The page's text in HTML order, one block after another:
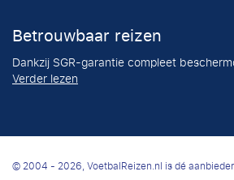
Betrouwbaar reizen
Dankzij SGR-garantie compleet
Verder lezen
© 2004 - 2026, VoetbalReizen.nl is dé